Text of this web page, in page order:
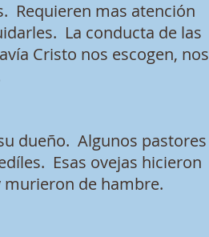
Requieren mas atención
La conducta de las
Cristo nos escogen, nos
dueño. Algunos pastores
Esas ovejas hicieron
de hambre.